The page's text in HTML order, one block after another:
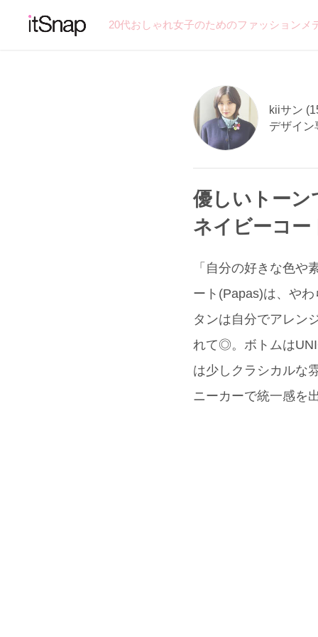
20代おしゃれ女子のためのファッション
kiiサン
デザイン
優しいトーン
ネイビーコー
「自分の好きな色
ート(Papas)は、や
タンは自分でアレン
れて◎。ボトムは
は少しクラシカルな
ニーカーで統一感を